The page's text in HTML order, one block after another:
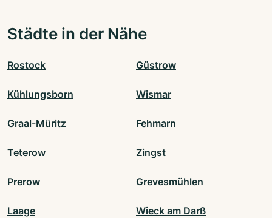
Städte in der Nähe
Rostock Güstrow
Kühlungsborn Wismar
Graal-Müritz Fehmarn
Teterow Zingst
Prerow Grevesmühlen
Laage Wieck am Darß